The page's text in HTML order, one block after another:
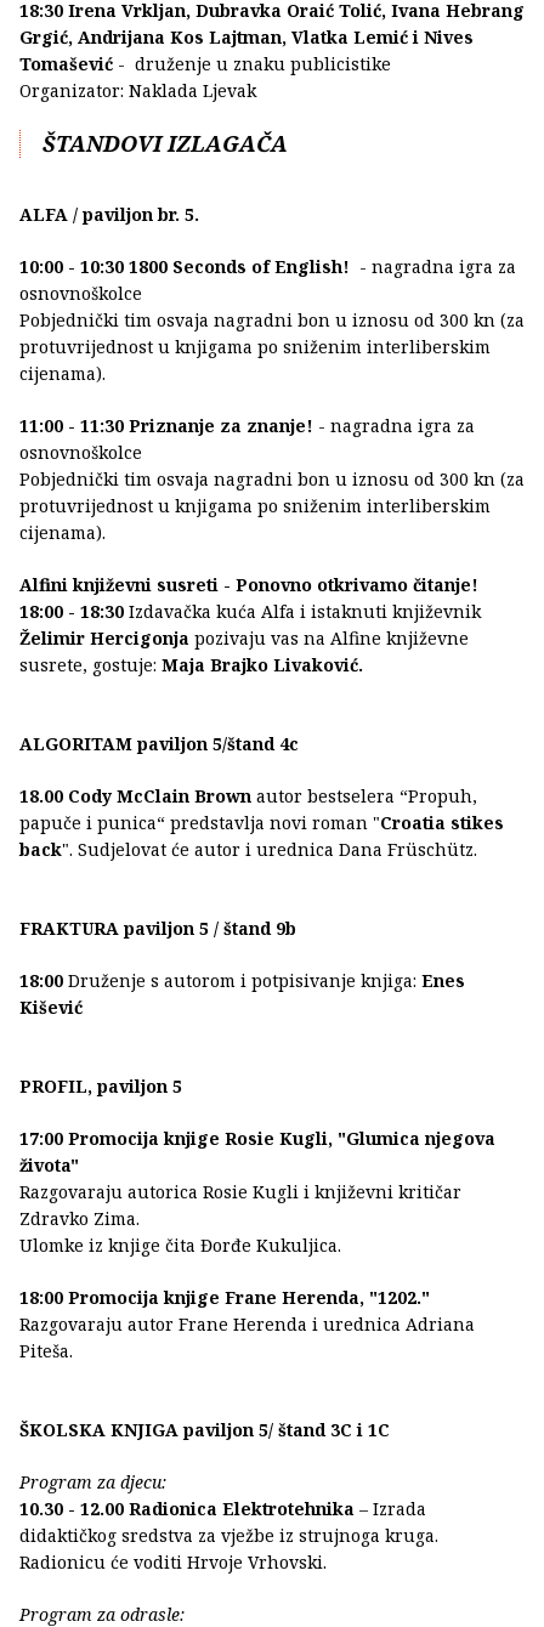
18:30 Irena Vrkljan, Dubravka Oraić Tolić, Ivana Hebrang
Grgić, Andrijana Kos Lajtman, Vlatka Lemić i Nives
Tomašević - druženje u znaku publicistike
Organizator: Naklada Ljevak
ŠTANDOVI IZLAGAČA
ALFA / paviljon br. 5.
10:00 - 10:30 1800 Seconds of English! - nagradna igra za
osnovnoškolce
Pobjednički tim osvaja nagradni bon u iznosu od 300 kn (za
protuvrijednost u knjigama po sniženim interliberskim
cijenama).
11:00 - 11:30 Priznanje za znanje! - nagradna igra za
osnovnoškolce
Pobjednički tim osvaja nagradni bon u iznosu od 300 kn (za
protuvrijednost u knjigama po sniženim interliberskim
cijenama).
Alfini književni susreti - Ponovno otkrivamo čitanje!
18:00 - 18:30 Izdavačka kuća Alfa i istaknuti književnik
Želimir Hercigonja pozivaju vas na Alfine književne
susrete, gostuje: Maja Brajko Livaković.
ALGORITAM paviljon 5/štand 4c
18.00 Cody McClain Brown autor bestselera “Propuh,
papuče i punica“ predstavlja novi roman "Croatia stikes
back". Sudjelovat će autor i urednica Dana Früschütz.
FRAKTURA paviljon 5 / štand 9b
18:00 Druženje s autorom i potpisivanje knjiga: Enes
Kišević
PROFIL, paviljon 5
17:00 Promocija knjige Rosie Kugli, "Glumica njegova
života"
Razgovaraju autorica Rosie Kugli i književni kritičar
Zdravko Zima.
Ulomke iz knjige čita Đorđe Kukuljica.
18:00 Promocija knjige Frane Herenda, "1202."
Razgovaraju autor Frane Herenda i urednica Adriana
Piteša.
ŠKOLSKA KNJIGA paviljon 5/ štand 3C i 1C
Program za djecu:
10.30 - 12.00 Radionica Elektrotehnika – Izrada
didaktičkog sredstva za vježbe iz strujnoga kruga.
Radionicu će voditi Hrvoje Vrhovski.
Program za odrasle: